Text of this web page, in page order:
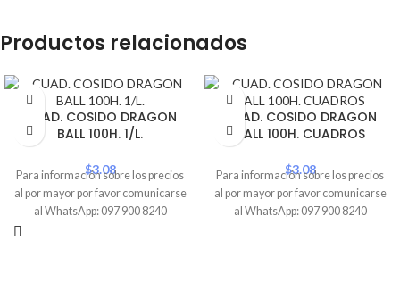
Productos relacionados
CUAD. COSIDO DRAGON
BALL 100H. 1/L.
$3.08
Para información sobre los precios
al por mayor por favor comunicarse
al WhatsApp: 097 900 8240
CUAD. COSIDO DRAGON
BALL 100H. CUADROS
$3.08
Para información sobre los precios
al por mayor por favor comunicarse
al WhatsApp: 097 900 8240